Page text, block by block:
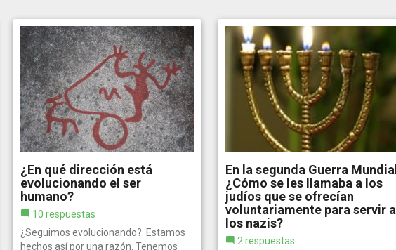
¿En qué dirección está
evolucionando el ser
humano?
10 respuestas
¿Seguimos evolucionando?. Estamos
hechos así por una razón. Tenemos
En la segunda Guerra Mundial
¿Cómo se les llamaba a los
judíos que se ofrecían
voluntariamente para servir a
los nazis?
2 respuestas